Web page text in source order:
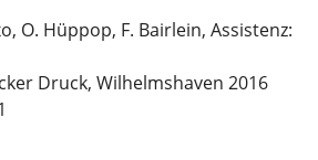
O. Hüppop, F. Bairlein, Assistenz:
Druck, Wilhelmshaven 2016